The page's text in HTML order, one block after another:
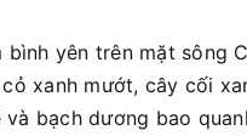
yên trên mặt sông
xanh mướt, cây cối
bạch dương bao